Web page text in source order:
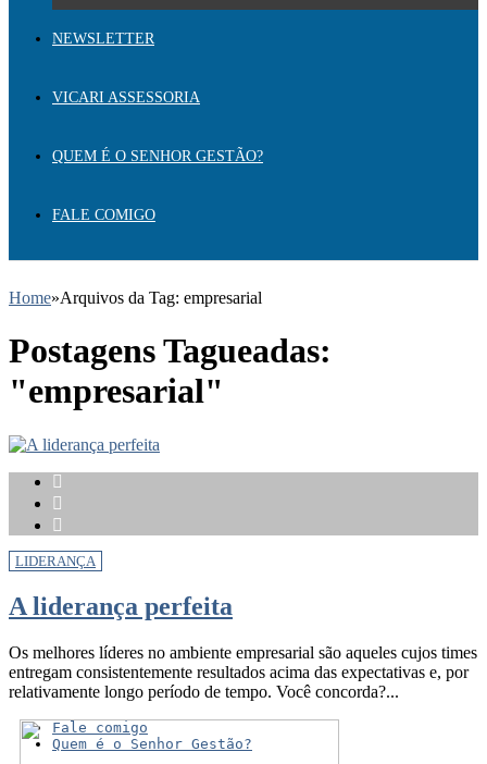
NEWSLETTER
VICARI ASSESSORIA
QUEM É O SENHOR GESTÃO?
FALE COMIGO
Home»Arquivos da Tag: empresarial
Postagens Tagueadas:
"empresarial"
LIDERANÇA
A liderança perfeita
Os melhores líderes no ambiente empresarial são aqueles cujos times
entregam consistentemente resultados acima das expectativas e, por
relativamente longo período de tempo. Você concorda?...
Fale comigo
Quem é o Senhor Gestão?